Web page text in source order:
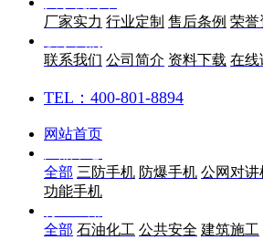
厂家实力 行业定制 售后条例 荣誉
联系我们 公司简介 资料下载 在线
TEL：400-801-8894
网站首页
全部 三防手机 防爆手机 公网对讲
功能手机
全部 石油化工 公共安全 建筑施工